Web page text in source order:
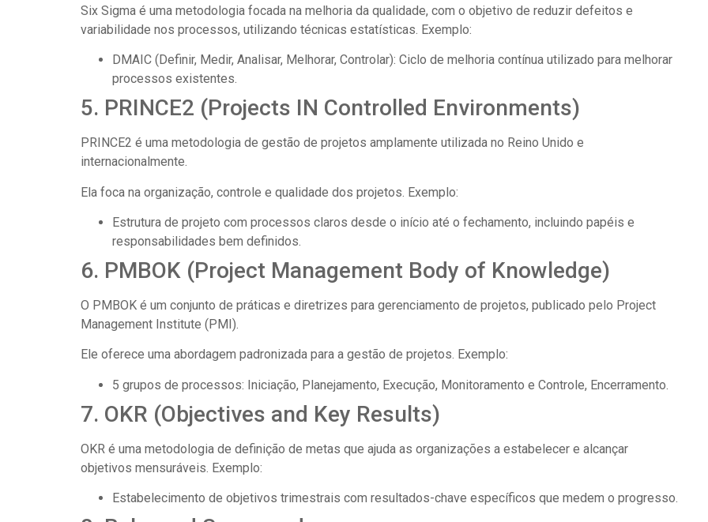
Six Sigma é uma metodologia focada na melhoria da qualidade, com o objetivo de reduzir defeitos e
variabilidade nos processos, utilizando técnicas estatísticas. Exemplo:
DMAIC (Definir, Medir, Analisar, Melhorar, Controlar): Ciclo de melhoria contínua utilizado para melhorar
processos existentes.
5. PRINCE2 (Projects IN Controlled Environments)
PRINCE2 é uma metodologia de gestão de projetos amplamente utilizada no Reino Unido e
internacionalmente.
Ela foca na organização, controle e qualidade dos projetos. Exemplo:
Estrutura de projeto com processos claros desde o início até o fechamento, incluindo papéis e
responsabilidades bem definidos.
6. PMBOK (Project Management Body of Knowledge)
O PMBOK é um conjunto de práticas e diretrizes para gerenciamento de projetos, publicado pelo Project
Management Institute (PMI).
Ele oferece uma abordagem padronizada para a gestão de projetos. Exemplo:
5 grupos de processos: Iniciação, Planejamento, Execução, Monitoramento e Controle, Encerramento.
7. OKR (Objectives and Key Results)
OKR é uma metodologia de definição de metas que ajuda as organizações a estabelecer e alcançar
objetivos mensuráveis. Exemplo:
Estabelecimento de objetivos trimestrais com resultados-chave específicos que medem o progresso.